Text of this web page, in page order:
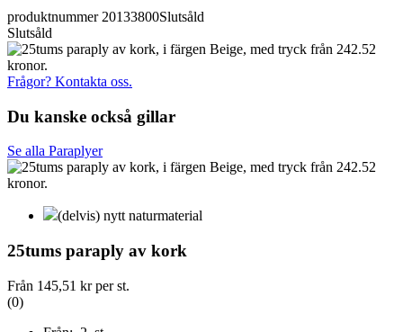
produktnummer 20133800Slutsåld
Slutsåld
Frågor? Kontakta oss.
Du kanske också gillar
Se alla Paraplyer
(delvis) nytt naturmaterial
25tums paraply av kork
Från 145,51 krper st.
(0)